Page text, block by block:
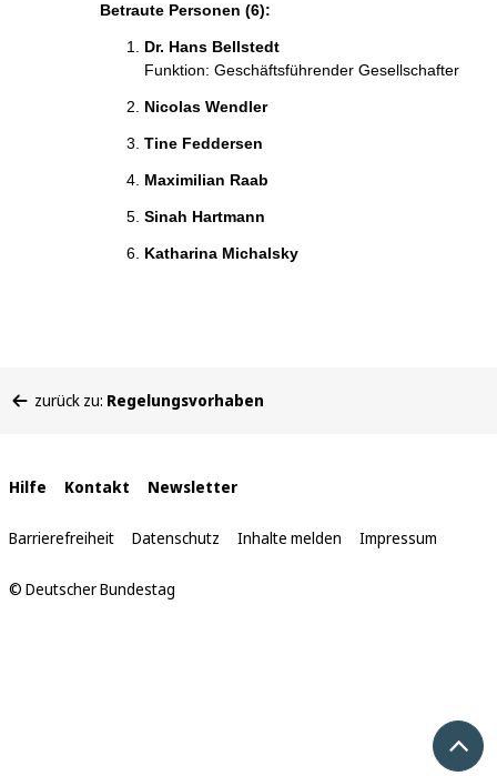
Betraute Personen (6):
Dr. Hans Bellstedt
Funktion: Geschäftsführender Gesellschafter
Nicolas Wendler
Tine Feddersen
Maximilian Raab
Sinah Hartmann
Katharina Michalsky
befinden
zurück zu: Regelungsvorhaben
Interne
Links
Hilfe Kontakt Newsletter
Barrierefreiheit Datenschutz Inhalte melden Impressum
© Deutscher Bundestag